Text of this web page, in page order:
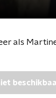
als